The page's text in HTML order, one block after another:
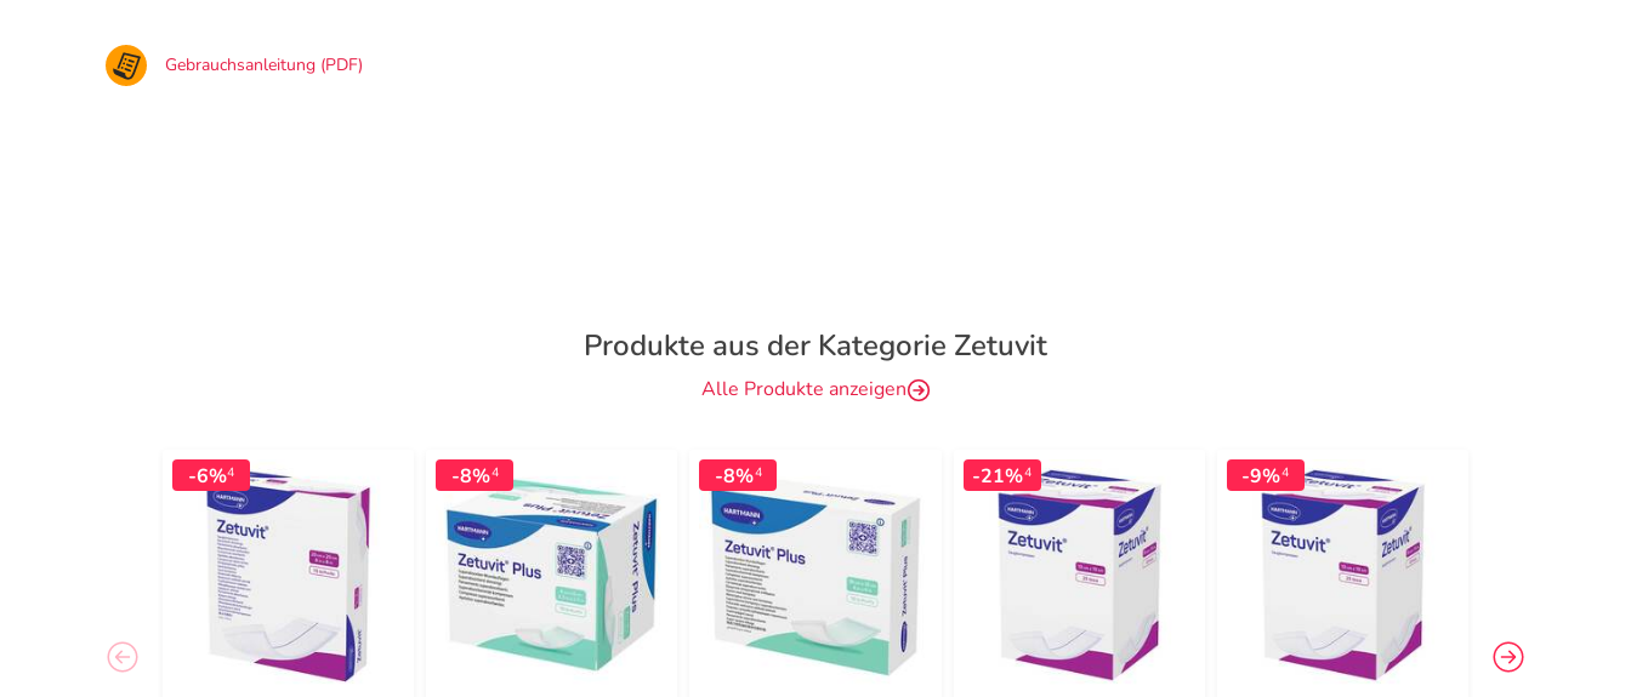
Gebrauchsanleitung (PDF)
Produkte aus der Kategorie Zetuvit
Alle Produkte anzeigen
-6%4 -8%4 -8%4 -21%4 -9%4